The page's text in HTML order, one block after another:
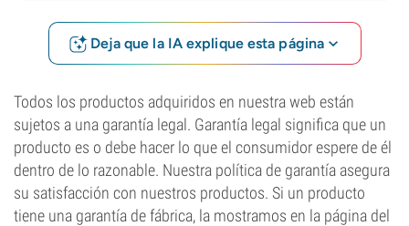
Deja que la IA explique esta página
Todos los productos adquiridos en nuestra web están
sujetos a una garantía legal. Garantía legal significa que un
producto es o debe hacer lo que el consumidor espere de él
dentro de lo razonable. Nuestra política de garantía asegura
su satisfacción con nuestros productos. Si un producto
tiene una garantía de fábrica, la mostramos en la página del